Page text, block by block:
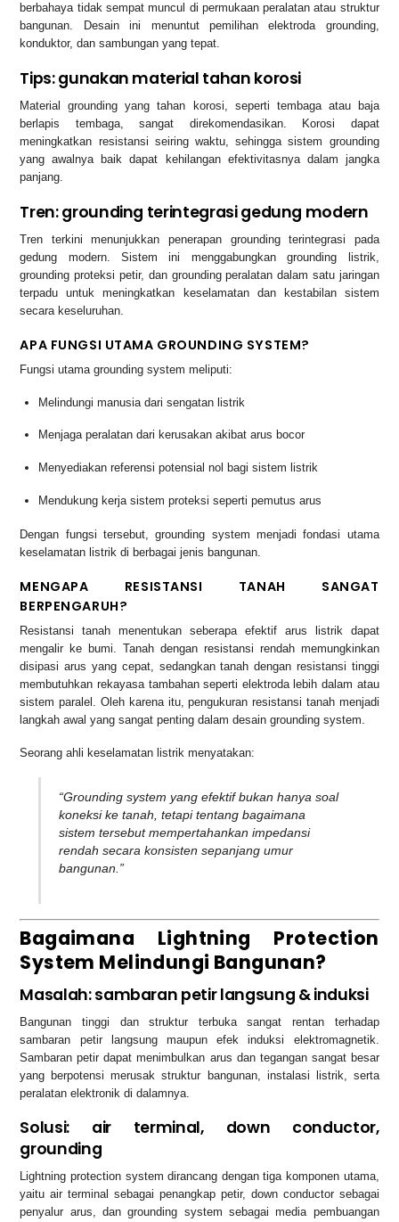
berbahaya tidak sempat muncul di permukaan peralatan atau struktur
bangunan. Desain ini menuntut pemilihan elektroda grounding,
konduktor, dan sambungan yang tepat.
Tips: gunakan material tahan korosi
Material grounding yang tahan korosi, seperti tembaga atau baja
berlapis tembaga, sangat direkomendasikan. Korosi dapat
meningkatkan resistansi seiring waktu, sehingga sistem grounding
yang awalnya baik dapat kehilangan efektivitasnya dalam jangka
panjang.
Tren: grounding terintegrasi gedung modern
Tren terkini menunjukkan penerapan grounding terintegrasi pada
gedung modern. Sistem ini menggabungkan grounding listrik,
grounding proteksi petir, dan grounding peralatan dalam satu jaringan
terpadu untuk meningkatkan keselamatan dan kestabilan sistem
secara keseluruhan.
APA FUNGSI UTAMA GROUNDING SYSTEM?
Fungsi utama grounding system meliputi:
Melindungi manusia dari sengatan listrik
Menjaga peralatan dari kerusakan akibat arus bocor
Menyediakan referensi potensial nol bagi sistem listrik
Mendukung kerja sistem proteksi seperti pemutus arus
Dengan fungsi tersebut, grounding system menjadi fondasi utama
keselamatan listrik di berbagai jenis bangunan.
MENGAPA RESISTANSI TANAH SANGAT
BERPENGARUH?
Resistansi tanah menentukan seberapa efektif arus listrik dapat
mengalir ke bumi. Tanah dengan resistansi rendah memungkinkan
disipasi arus yang cepat, sedangkan tanah dengan resistansi tinggi
membutuhkan rekayasa tambahan seperti elektroda lebih dalam atau
sistem paralel. Oleh karena itu, pengukuran resistansi tanah menjadi
langkah awal yang sangat penting dalam desain grounding system.
Seorang ahli keselamatan listrik menyatakan:
“Grounding system yang efektif bukan hanya soal
koneksi ke tanah, tetapi tentang bagaimana
sistem tersebut mempertahankan impedansi
rendah secara konsisten sepanjang umur
bangunan.”
Bagaimana Lightning Protection
System Melindungi Bangunan?
Masalah: sambaran petir langsung & induksi
Bangunan tinggi dan struktur terbuka sangat rentan terhadap
sambaran petir langsung maupun efek induksi elektromagnetik.
Sambaran petir dapat menimbulkan arus dan tegangan sangat besar
yang berpotensi merusak struktur bangunan, instalasi listrik, serta
peralatan elektronik di dalamnya.
Solusi: air terminal, down conductor,
grounding
Lightning protection system dirancang dengan tiga komponen utama,
yaitu air terminal sebagai penangkap petir, down conductor sebagai
penyalur arus, dan grounding system sebagai media pembuangan